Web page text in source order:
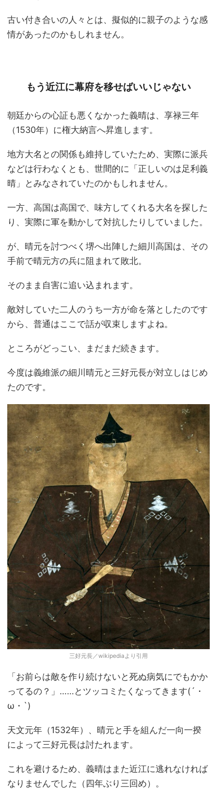
古い付き合いの人々とは、擬似的に親子のような感
情があったのかもしれません。
もう近江に幕府を移せばいいじゃない
朝廷からの心証も悪くなかった義晴は、享禄三年
（1530年）に権大納言へ昇進します。
地方大名との関係も維持していたため、実際に派兵
などは行わなくとも、世間的に「正しいのは足利義
晴」とみなされていたのかもしれません。
一方、高国は高国で、味方してくれる大名を探した
り、実際に軍を動かして対抗したりしていました。
が、晴元を討つべく堺へ出陣した細川高国は、その
手前で晴元方の兵に阻まれて敗北。
そのまま自害に追い込まれます。
敵対していた二人のうち一方が命を落としたのです
から、普通はここで話が収束しますよね。
ところがどっこい、まだまだ続きます。
今度は義維派の細川晴元と三好元長が対立しはじめ
たのです。
三好元長／wikipediaより引用
「お前らは敵を作り続けないと死ぬ病気にでもかか
ってるの？」……とツッコミたくなってきます(´・
ω・`)
天文元年（1532年）、晴元と手を組んだ一向一揆
によって三好元長は討たれます。
これを避けるため、義晴はまた近江に逃れなければ
なりませんでした（四年ぶり三回め）。